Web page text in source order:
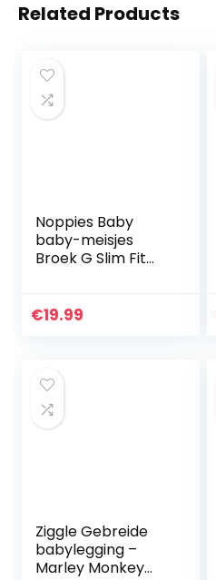
Related Products
Noppies Baby
baby-meisjes
Broek G Slim Fit
€19.99
Ziggle Gebreide
babylegging –
Marley Monkey